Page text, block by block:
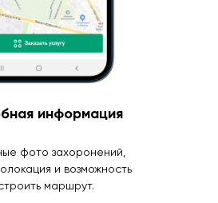
информация
фото захоронений,
и возможность
маршрут.